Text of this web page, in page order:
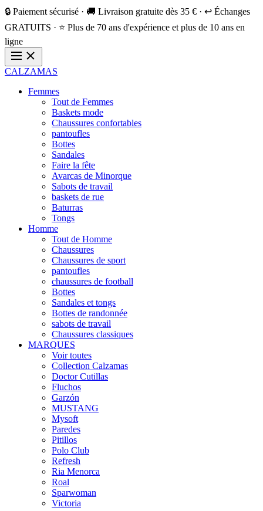
🔒 Paiement sécurisé · 🚚 Livraison gratuite dès 35 € · ↩️ Échanges
GRATUITS · ⭐ Plus de 70 ans d'expérience et plus de 10 ans en
ligne
CALZAMAS
Femmes
Tout de Femmes
Baskets mode
Chaussures confortables
pantoufles
Bottes
Sandales
Faire la fête
Avarcas de Minorque
Sabots de travail
baskets de rue
Baturras
Tongs
Homme
Tout de Homme
Chaussures
Chaussures de sport
pantoufles
chaussures de football
Bottes
Sandales et tongs
Bottes de randonnée
sabots de travail
Chaussures classiques
MARQUES
Voir toutes
Collection Calzamas
Doctor Cutillas
Fluchos
Garzón
MUSTANG
Mysoft
Paredes
Pitillos
Polo Club
Refresh
Ria Menorca
Roal
Sparwoman
Victoria